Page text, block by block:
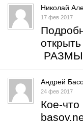
Николай
17 фев 2017
Андрей
24 фев 2017
Кое-